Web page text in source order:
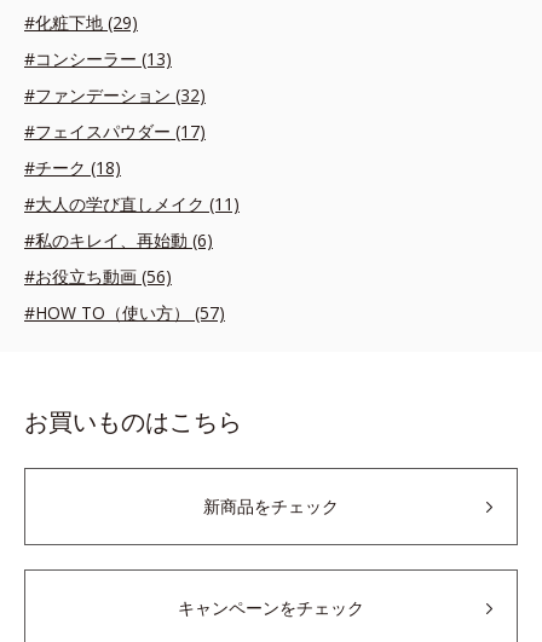
#化粧下地 (29)
#コンシーラー (13)
#ファンデーション (32)
#フェイスパウダー (17)
#チーク (18)
#大人の学び直しメイク (11)
#私のキレイ、再始動 (6)
#お役立ち動画 (56)
#HOW TO（使い方） (57)
お買いものはこちら
新商品をチェック
キャンペーンをチェック